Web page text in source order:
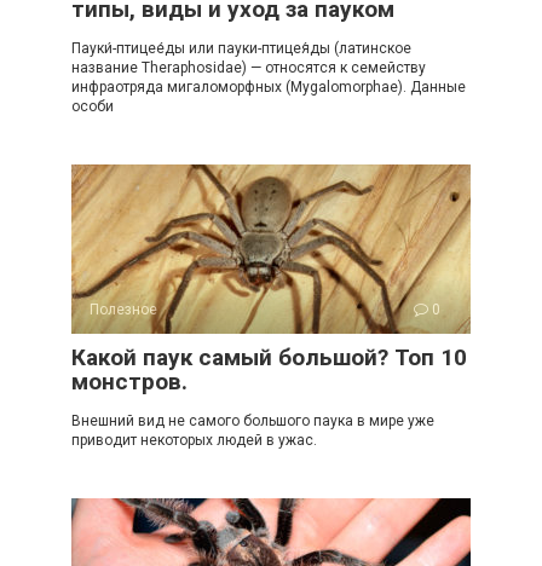
типы, виды и уход за пауком
Пауки́-птицее́ды или пауки-птицея́ды (латинское
название Theraphosidae) — относятся к семейству
инфраотряда мигаломорфных (Mygalomorphae). Данные
особи
Полезное 0
Какой паук самый большой? Топ 10
монстров.
Внешний вид не самого большого паука в мире уже
приводит некоторых людей в ужас.